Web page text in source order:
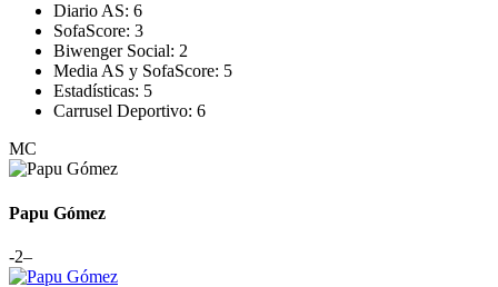
Diario AS: 6
SofaScore: 3
Biwenger Social: 2
Media AS y SofaScore: 5
Estadísticas: 5
Carrusel Deportivo: 6
MC
Papu Gómez
-2–